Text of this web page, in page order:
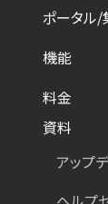
ポータル/
機能
料金
資料
アップ